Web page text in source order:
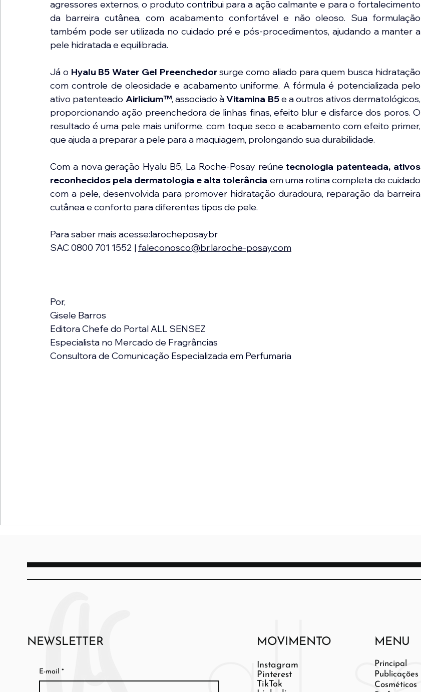
agressores externos, o produto contribui para a ação calmante e para o fortalecimento
da barreira cutânea, com acabamento confortável e não oleoso. Sua formulação
também pode ser utilizada no cuidado pré e pós-procedimentos, ajudando a manter a
pele hidratada e equilibrada.
Já o Hyalu B5 Water Gel Preenchedor surge como aliado para quem busca hidratação
com controle de oleosidade e acabamento uniforme. A fórmula é potencializada pelo
ativo patenteado Airlicium™, associado à Vitamina B5 e a outros ativos dermatológicos,
proporcionando ação preenchedora de linhas finas, efeito blur e disfarce dos poros. O
resultado é uma pele mais uniforme, com toque seco e acabamento com efeito primer,
que ajuda a preparar a pele para a maquiagem, prolongando sua durabilidade.
Com a nova geração Hyalu B5, La Roche-Posay reúne tecnologia patenteada, ativos
reconhecidos pela dermatologia e alta tolerância em uma rotina completa de cuidado
com a pele, desenvolvida para promover hidratação duradoura, reparação da barreira
cutânea e conforto para diferentes tipos de pele.
Para saber mais acesse:larocheposaybr
SAC 0800 701 1552 | faleconosco@br.laroche-posay.com
Por,
Gisele Barros
Editora Chefe do Portal ALL SENSEZ
Especialista no Mercado de Fragrâncias
Consultora de Comunicação Especializada em Perfumaria
NEWSLETTER
E-mail *
MOVIMENTO
Instagram
Pinterest
TikTok
MENU
Principal
Publicações
Cosméticos